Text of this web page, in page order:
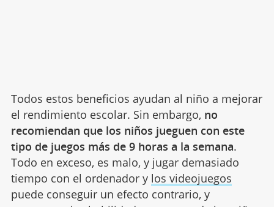
Todos estos beneficios ayudan al niño a mejorar
el rendimiento escolar. Sin embargo, no
recomiendan que los niños jueguen con este
tipo de juegos más de 9 horas a la semana.
Todo en exceso, es malo, y jugar demasiado
tiempo con el ordenador y los videojuegos
puede conseguir un efecto contrario, y